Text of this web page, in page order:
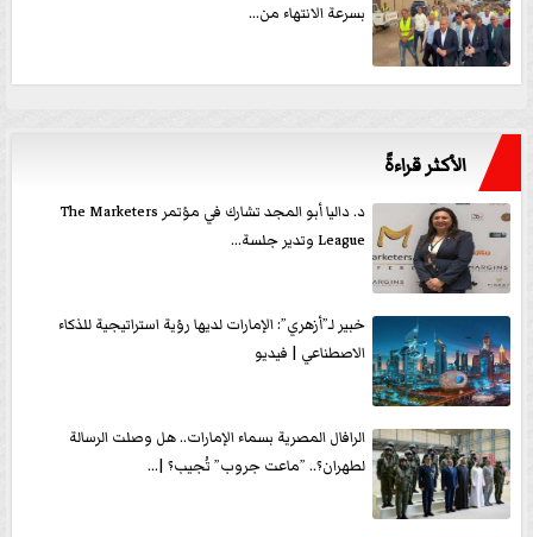
بسرعة الانتهاء من...
الأكثر قراءةً
د. داليا أبو المجد تشارك في مؤتمر The Marketers
League وتدير جلسة...
خبير لـ”أزهري”: الإمارات لديها رؤية استراتيجية للذكاء
الاصطناعي | فيديو
الرافال المصرية بسماء الإمارات.. هل وصلت الرسالة
لطهران؟.. ”ماعت جروب” تُجيب؟ |...